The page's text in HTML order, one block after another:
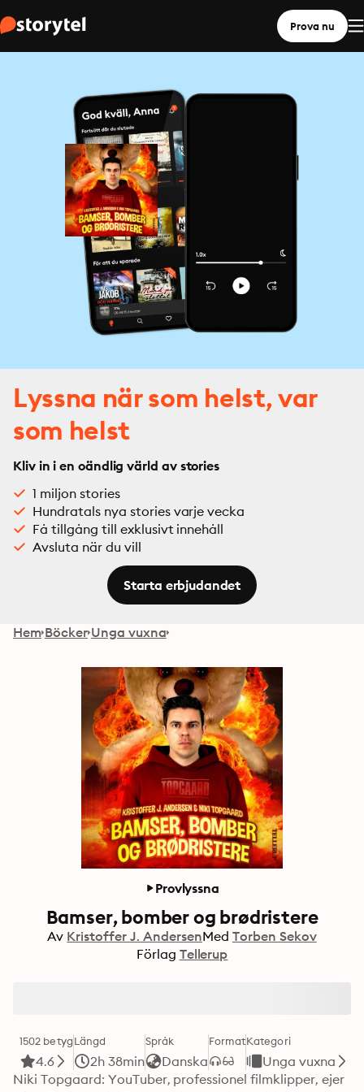
Prova nu
Lyssna när som helst, var
som helst
Kliv in i en oändlig värld av stories
1 miljon stories
Hundratals nya stories varje vecka
Få tillgång till exklusivt innehåll
Avsluta när du vill
Starta erbjudandet
Hem Böcker Unga vuxna
Provlyssna
Bamser, bomber og brødristere
Av Kristoffer J. AndersenMed Torben Sekov
Förlag Tellerup
1502 betyg
4.6
Längd
2h 38min
Språk
Danska
FormatKategori
Unga vuxna
Niki Topgaard: YouTuber, professionel filmklipper, ejer